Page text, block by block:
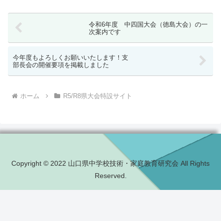
令和6年度 中四国大会（徳島大会）の一
次案内です
今年度もよろしくお願いいたします！支
部長会の開催要項を掲載しました
ホーム R5/R8県大会特設サイト
Copyright © 2022 山口県中学校技術・家庭教育研究会 All Rights
Reserved.